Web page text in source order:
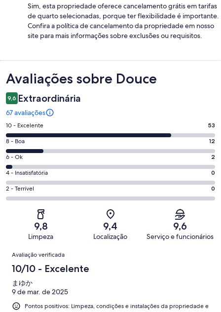
Sim, esta propriedade oferece cancelamento grátis em tarifas
de quarto selecionadas, porque ter flexibilidade é importante.
Confira a política de cancelamento da propriedade em nosso
site para mais informações sobre exclusões ou requisitos.
Avaliações
Avaliações sobre Douce
9,6 Extraordinária
67 avaliações
Nota
10
-
Excelente.
53
de
67
avaliações
10 - Excelente 53
Nota
8
-
Boa.
12
de
avaliações
8 - Boa 12
Nota
6
-
Ok.
2
avaliações
6 - Ok 2
Nota
4
-
4 - Insatisfatória 0
Nota
2
67
avaliações
2 - Terrível 0
9,8
Limpeza
9,4
Localização
9,6
Serviço e funcionários
Avaliações
Avaliação verificada
10/10 - Excelente
まゆか
9 de mar. de 2025
Pontos positivos: Limpeza, condições e instalações da propriedade e